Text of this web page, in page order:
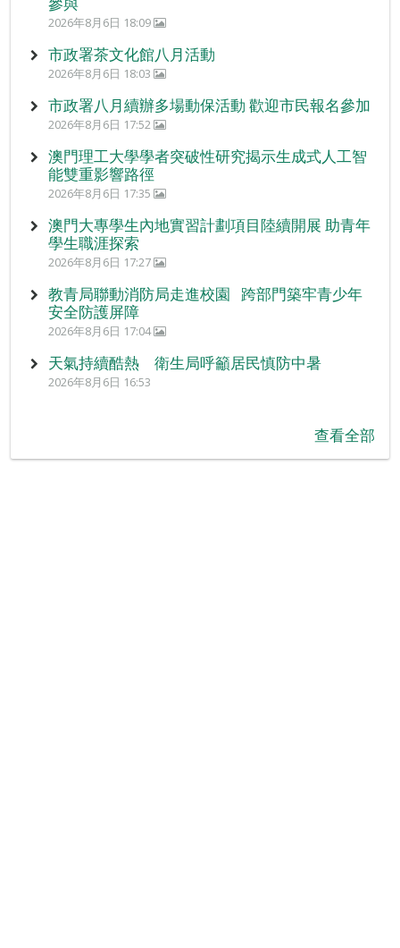
2026年8月6日 18:09
市政署茶文化館八月活動
2026年8月6日 18:03
市政署八月續辦多場動保活動 歡迎市民報名參加
2026年8月6日 17:52
澳門理工大學學者突破性研究揭示生成式人工智
能雙重影響路徑
2026年8月6日 17:35
澳門大專學生內地實習計劃項目陸續開展 助青年
學生職涯探索
2026年8月6日 17:27
教青局聯動消防局走進校園 跨部門築牢青少年
安全防護屏障
2026年8月6日 17:04
天氣持續酷熱 衛生局呼籲居民慎防中暑
2026年8月6日 16:53
查看全部